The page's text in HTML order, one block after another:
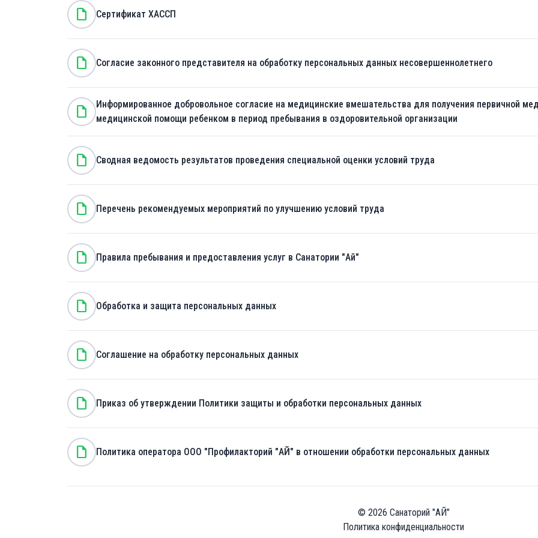
note Сертификат ХАССП
note Согласие законного представителя на обработку персональных данных несовершеннолетнего
note
Информированное добровольное согласие на медицинские вмешательства для получения первичной
медицинской помощи ребенком в период пребывания в оздоровительной организации
note Сводная ведомость результатов проведения специальной оценки условий труда
note Перечень рекомендуемых мероприятий по улучшению условий труда
note Правила пребывания и предоставления услуг в Санатории "Ай"
note Обработка и защита персональных данных
note Соглашение на обработку персональных данных
note Приказ об утверждении Политики защиты и обработки персональных данных
note Политика оператора ООО "Профилакторий "АЙ" в отношении обработки персональных данных
© 2026 Санаторий "АЙ"
Политика конфиденциальности